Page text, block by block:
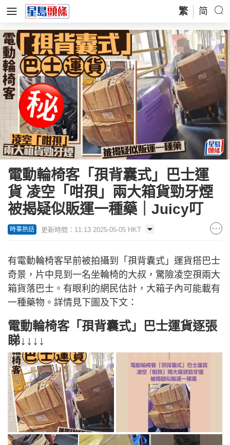
繁 简
電動輪椅客「孭背囊式」巴士運
貨 凌空「咁孭」兩大箱貨勁牙煙
被揭疑似販運一種藥｜Juicy叮
時事熱話 更新時間：11:13 2025-05-05 HKT
有電動輪椅客早前被拍攝到「孭背囊式」運貨搭巴士
奇景，片中見到一名坐輪椅的大叔，驚險凌空孭兩大
箱貨落巴士。有眼利的網民估計，大箱子內可能載有
一種藥物。詳情見下圖及下文：
電動輪椅客「孭背囊式」巴士運貨逐張
睇↓↓↓↓